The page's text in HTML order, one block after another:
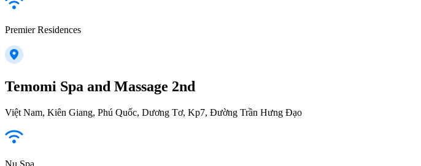
Premier Residences
Temomi Spa and Massage 2nd
Việt Nam, Kiên Giang, Phú Quốc, Dương Tơ, Kp7, Đường Trần Hưng Đạo
Nu Spa